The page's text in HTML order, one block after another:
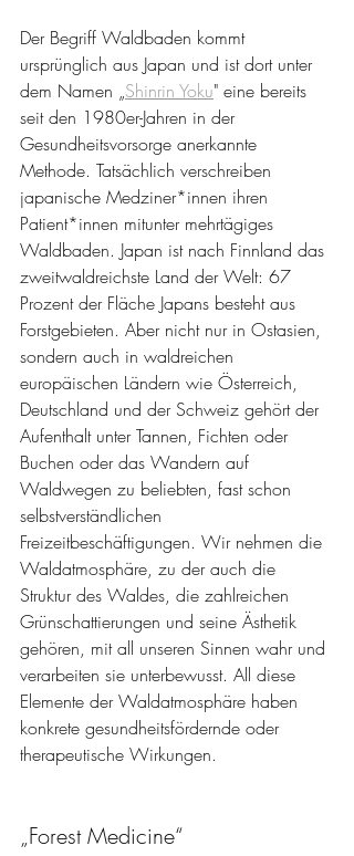
Der Begriff Waldbaden kommt
ursprünglich aus Japan und ist dort unter
dem Namen „Shinrin Yoku" eine bereits
seit den 1980er-Jahren in der
Gesundheitsvorsorge anerkannte
Methode. Tatsächlich verschreiben
japanische Medziner*innen ihren
Patient*innen mitunter mehrtägiges
Waldbaden. Japan ist nach Finnland das
zweitwaldreichste Land der Welt: 67
Prozent der Fläche Japans besteht aus
Forstgebieten. Aber nicht nur in Ostasien,
sondern auch in waldreichen
europäischen Ländern wie Österreich,
Deutschland und der Schweiz gehört der
Aufenthalt unter Tannen, Fichten oder
Buchen oder das Wandern auf
Waldwegen zu beliebten, fast schon
selbstverständlichen
Freizeitbeschäftigungen. Wir nehmen die
Waldatmosphäre, zu der auch die
Struktur des Waldes, die zahlreichen
Grünschattierungen und seine Ästhetik
gehören, mit all unseren Sinnen wahr und
verarbeiten sie unterbewusst. All diese
Elemente der Waldatmosphäre haben
konkrete gesundheitsfördernde oder
therapeutische Wirkungen.
„Forest Medicine“